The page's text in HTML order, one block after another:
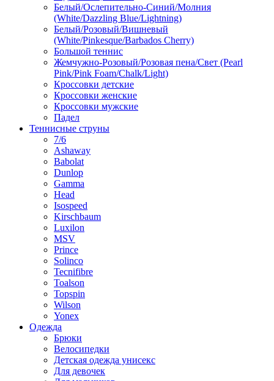
Белый/Ослепительно-Синий/Молния
(White/Dazzling Blue/Lightning)
Белый/Розовый/Вишневый
(White/Pinkesque/Barbados Cherry)
Большой теннис
Жемчужно-Розовый/Розовая пена/Свет (Pearl
Pink/Pink Foam/Chalk/Light)
Кроссовки детские
Кроссовки женские
Кроссовки мужские
Падел
Теннисные струны
7/6
Ashaway
Babolat
Dunlop
Gamma
Head
Isospeed
Kirschbaum
Luxilon
MSV
Prince
Solinco
Tecnifibre
Toalson
Topspin
Wilson
Yonex
Одежда
Брюки
Велосипедки
Детская одежда унисекс
Для девочек